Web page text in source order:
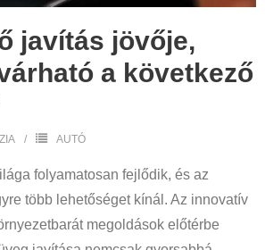
javítás jövője,
a következő
AUTÓ
folyamatosan fejlődik, és az
több lehetőséget kínál. Az innovatív
megoldások előtérbe